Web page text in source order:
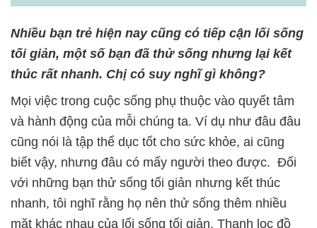
Nhiều bạn trẻ hiện nay cũng có tiếp cận lối sống
tối giản, một số bạn đã thử sống nhưng lại kết
thúc rất nhanh. Chị có suy nghĩ gì không?
Mọi việc trong cuộc sống phụ thuộc vào quyết tâm
và hành động của mỗi chúng ta. Ví dụ như đâu đâu
cũng nói là tập thể dục tốt cho sức khỏe, ai cũng
biết vậy, nhưng đâu có mấy người theo được. Đối
với những bạn thử sống tối giản nhưng kết thúc
nhanh, tôi nghĩ rằng họ nên thử sống thêm nhiều
mặt khác nhau của lối sống tối giản. Thanh lọc đồ